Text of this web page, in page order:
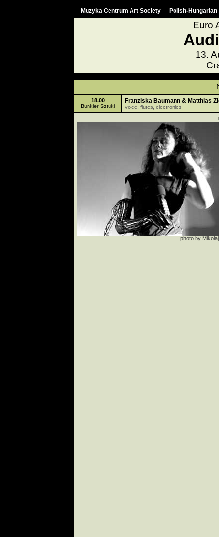
Muzyka Centrum Art Society Polish-
Euro
13.
18.00
Bunkier Sztuki
Franziska Baumann & Matthias
voice, flutes, electronics
photo by